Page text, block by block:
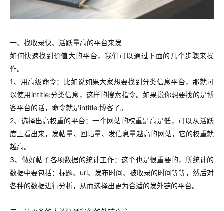
一、找收录快、活跃量高的平台来发
如何快速找到价值大的平台，我们可以通过下面的几个步骤来操
作。
1、用高级命令：比如说如果大家想要找到分类信息平台，那就可
以使用intitle:分类信息，这样的搜索指令。如果说你想要找的是博
客平台的话，命令就是intitle:博客了。
2、选择出高权重的平台：一个网站的权重是高是低，可以从活跃
度上看出来，发帖量、回帖量、发信息量越高的网站，它的权重就
越高。
3、做好帖子各项数据的统计工作：这个也是很重要的，所统计的
数据中要包括：标题、url、发布时间、被收录的时间等等，然后对
各种的数据进行分析，从而选择出更为合适的发外链的平台。